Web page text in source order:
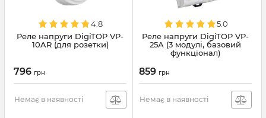
4.8
Реле напруги DigiTOP VP-
10AR (для розетки)
796 грн
Немає в наявності
5.0
Реле напруги DigiTOP VP-
25А (3 модулі, базовий
функціонал)
859 грн
Немає в наявності